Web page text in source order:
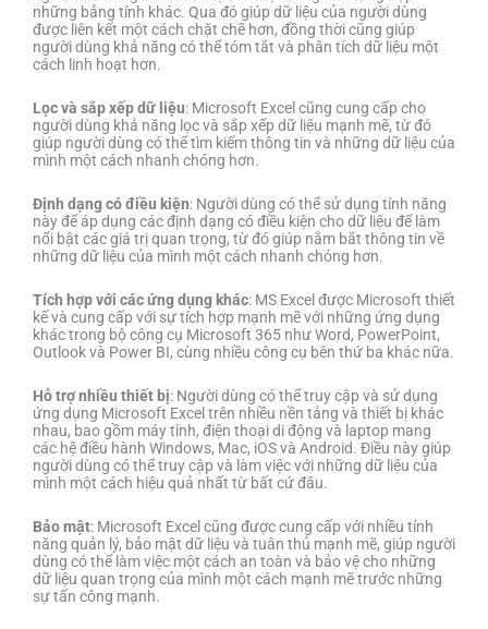
những bảng tính khác. Qua đó giúp dữ liệu của người dùng
được liên kết một cách chặt chẽ hơn, đồng thời cũng giúp
người dùng khả năng có thể tóm tắt và phân tích dữ liệu một
cách linh hoạt hơn.
Lọc và sắp xếp dữ liệu: Microsoft Excel cũng cung cấp cho
người dùng khả năng lọc và sắp xếp dữ liệu mạnh mẽ, từ đó
giúp người dùng có thể tìm kiếm thông tin và những dữ liệu của
mình một cách nhanh chóng hơn.
Định dạng có điều kiện: Người dùng có thể sử dụng tính năng
này để áp dụng các định dạng có điều kiện cho dữ liệu để làm
nổi bật các giá trị quan trọng, từ đó giúp nắm bắt thông tin về
những dữ liệu của mình một cách nhanh chóng hơn.
Tích hợp với các ứng dụng khác: MS Excel được Microsoft thiết
kế và cung cấp với sự tích hợp mạnh mẽ với những ứng dụng
khác trong bộ công cụ Microsoft 365 như Word, PowerPoint,
Outlook và Power BI, cùng nhiều công cụ bên thứ ba khác nữa.
Hỗ trợ nhiều thiết bị: Người dùng có thể truy cập và sử dụng
ứng dụng Microsoft Excel trên nhiều nền tảng và thiết bị khác
nhau, bao gồm máy tính, điện thoại di động và laptop mang
các hệ điều hành Windows, Mac, iOS và Android. Điều này giúp
người dùng có thể truy cập và làm việc với những dữ liệu của
mình một cách hiệu quả nhất từ bất cứ đâu.
Bảo mật: Microsoft Excel cũng được cung cấp với nhiều tính
năng quản lý, bảo mật dữ liệu và tuân thủ mạnh mẽ, giúp người
dùng có thể làm việc một cách an toàn và bảo vệ cho những
dữ liệu quan trọng của mình một cách mạnh mẽ trước những
sự tấn công mạnh.